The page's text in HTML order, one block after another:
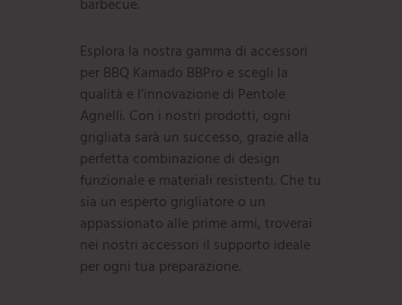
barbecue.
Esplora la nostra gamma di accessori
per BBQ Kamado BBPro e scegli la
qualità e l’innovazione di Pentole
Agnelli. Con i nostri prodotti, ogni
grigliata sarà un successo, grazie alla
perfetta combinazione di design
funzionale e materiali resistenti. Che tu
sia un esperto grigliatore o un
appassionato alle prime armi, troverai
nei nostri accessori il supporto ideale
per ogni tua preparazione.